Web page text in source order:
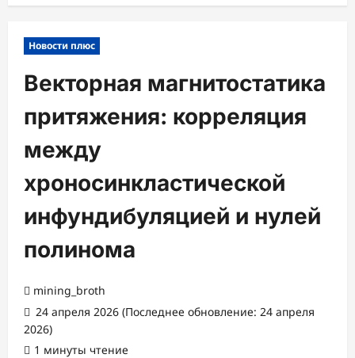
Новости плюс
Векторная магнитостатика
притяжения: корреляция
между
хроносинкластической
инфундибуляцией и нулей
полинома
mining_broth
24 апреля 2026 (Последнее обновление: 24 апреля
2026)
1 минуты чтение